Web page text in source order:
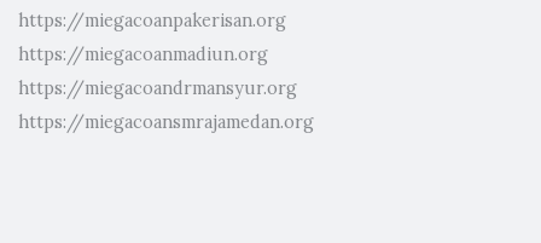
https://miegacoanpakerisan.org
https://miegacoanmadiun.org
https://miegacoandrmansyur.org
https://miegacoansmrajamedan.org